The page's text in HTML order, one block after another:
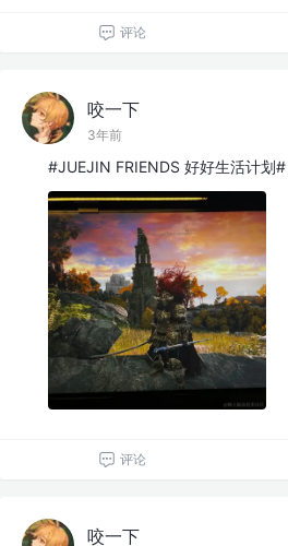
评论
咬一下
3年前
#JUEJIN FRIENDS 好好生活计划
评论
咬一下